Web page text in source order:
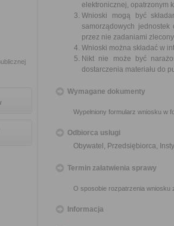
elektronicznej, opatrzonym
Wnioski mogą być
samorządowych
przez nie zadaniami
Wnioski można składać w
Nikt nie może być
dostarczenia materiału do
Wymagane dokumenty
Wypełniony formularz wniosku w
Odbiorca usługi
Obywatel, Przedsiębiorca,
Termin załatwienia sprawy
O sposobie rozpatrzenia wniosku
Informacja